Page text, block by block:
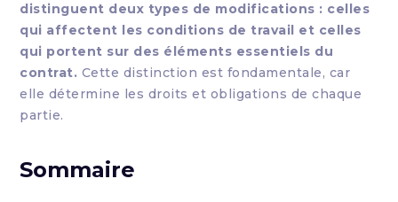
distinguent deux types de modifications : celles
qui affectent les conditions de travail et celles
qui portent sur des éléments essentiels du
contrat. Cette distinction est fondamentale, car
elle détermine les droits et obligations de chaque
partie.
Sommaire